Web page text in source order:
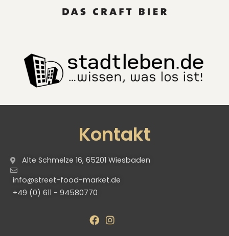
Kontakt
Alte Schmelze 16, 65201 Wiesbaden
info@street-food-market.de
+49 (0) 611 - 94580770